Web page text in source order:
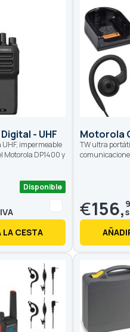
- UHF
impermeable
Motorola DP1400 y
Disponible
LA CESTA
Motorola
TW ultra
€156,